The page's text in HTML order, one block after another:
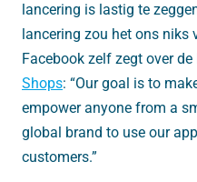
lancering is lastig te
lancering zou het ons niks
Facebook zelf zegt over
Shops: “Our goal is to
empower anyone from a
global brand to use our
customers.”